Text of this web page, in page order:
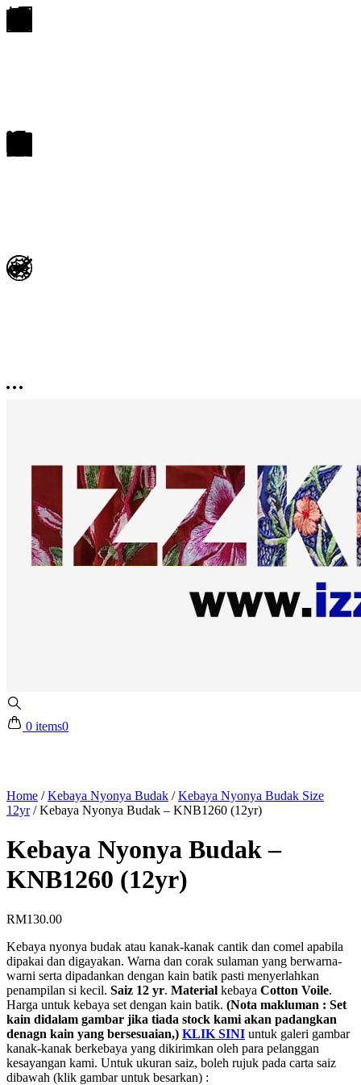
0 items0
Home /Kebaya Nyonya Budak /Kebaya Nyonya Budak Size
12yr/Kebaya Nyonya Budak – KNB1260 (12yr)
Kebaya Nyonya Budak –
KNB1260 (12yr)
RM130.00
Kebaya nyonya budak atau kanak-kanak cantik dan comel apabila
dipakai dan digayakan. Warna dan corak sulaman yang berwarna-
warni serta dipadankan dengan kain batik pasti menyerlahkan
penampilan si kecil. Saiz 12 yr. Material kebaya Cotton Voile.
Harga untuk kebaya set dengan kain batik. (Nota makluman : Set
kain didalam gambar jika tiada stock kami akan padangkan
denagn kain yang bersesuaian,) KLIK SINI untuk galeri gambar
kanak-kanak berkebaya yang dikirimkan oleh para pelanggan
kesayangan kami. Untuk ukuran saiz, boleh rujuk pada carta saiz
dibawah (klik gambar untuk besarkan) :